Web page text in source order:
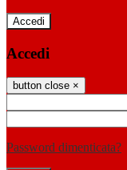
Accedi
Accedi
button close ×
Password dimenticata?